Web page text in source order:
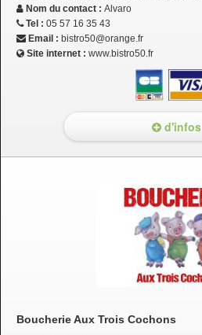
Nom du contact : Alvaro
Tel : 05 57 16 35 43
Email : bistro50@orange.fr
Site internet : www.bistro50.fr
d'infos
Boucherie Aux Trois Cochons